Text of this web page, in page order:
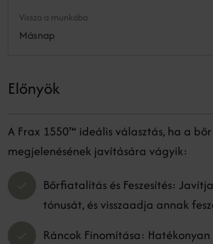
Vissza a munkába
Másnap
Előnyök
A Frax 1550™ ideális választás, ha a
megjelenésének javítására vágyik:
Bőrfiatalítás és Feszesítés:
tónusát, és visszaadja annak
Ráncok Finomítása: